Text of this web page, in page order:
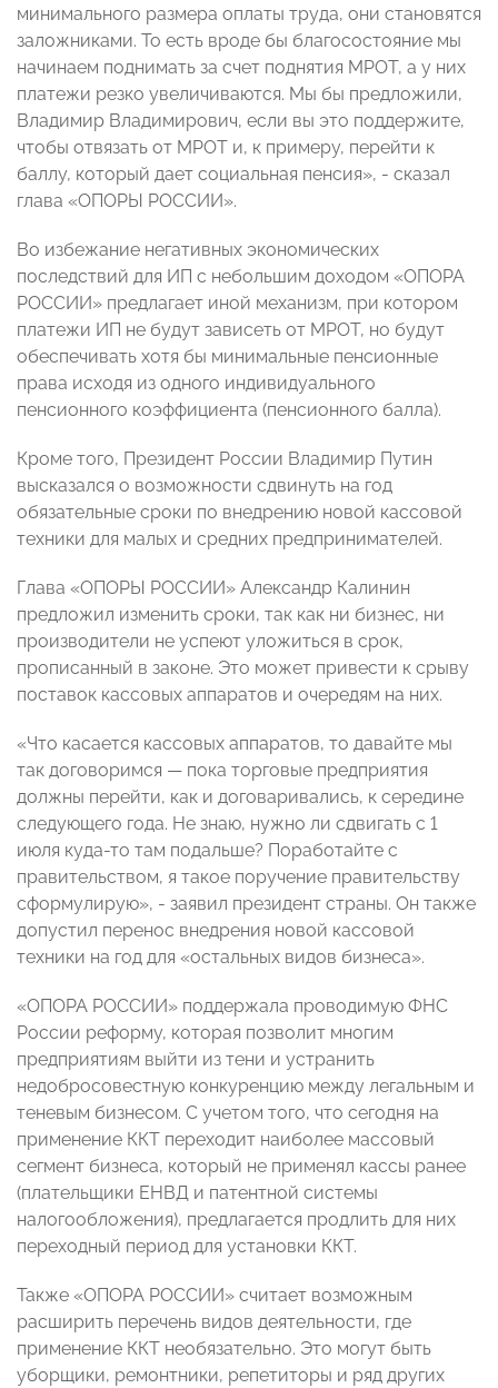
минимального размера оплаты труда, они становятся
заложниками. То есть вроде бы благосостояние мы
начинаем поднимать за счет поднятия МРОТ, а у них
платежи резко увеличиваются. Мы бы предложили,
Владимир Владимирович, если вы это поддержите,
чтобы отвязать от МРОТ и, к примеру, перейти к
баллу, который дает социальная пенсия», - сказал
глава «ОПОРЫ РОССИИ».
Во избежание негативных экономических
последствий для ИП с небольшим доходом «ОПОРА
РОССИИ» предлагает иной механизм, при котором
платежи ИП не будут зависеть от МРОТ, но будут
обеспечивать хотя бы минимальные пенсионные
права исходя из одного индивидуального
пенсионного коэффициента (пенсионного балла).
Кроме того, Президент России Владимир Путин
высказался о возможности сдвинуть на год
обязательные сроки по внедрению новой кассовой
техники для малых и средних предпринимателей.
Глава «ОПОРЫ РОССИИ» Александр Калинин
предложил изменить сроки, так как ни бизнес, ни
производители не успеют уложиться в срок,
прописанный в законе. Это может привести к срыву
поставок кассовых аппаратов и очередям на них.
«Что касается кассовых аппаратов, то давайте мы
так договоримся — пока торговые предприятия
должны перейти, как и договаривались, к середине
следующего года. Не знаю, нужно ли сдвигать с 1
июля куда-то там подальше? Поработайте с
правительством, я такое поручение правительству
сформулирую», - заявил президент страны. Он также
допустил перенос внедрения новой кассовой
техники на год для «остальных видов бизнеса».
«ОПОРА РОССИИ» поддержала проводимую ФНС
России реформу, которая позволит многим
предприятиям выйти из тени и устранить
недобросовестную конкуренцию между легальным и
теневым бизнесом. С учетом того, что сегодня на
применение ККТ переходит наиболее массовый
сегмент бизнеса, который не применял кассы ранее
(плательщики ЕНВД и патентной системы
налогообложения), предлагается продлить для них
переходный период для установки ККТ.
Также «ОПОРА РОССИИ» считает возможным
расширить перечень видов деятельности, где
применение ККТ необязательно. Это могут быть
уборщики, ремонтники, репетиторы и ряд других